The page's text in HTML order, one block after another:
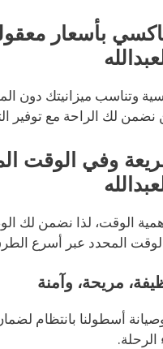
بأسعار
وتناسب ميزانيتك دون
نضمن لك الراحة مع توفير
وفي الوقت
الوقت، لذا نضمن لك
المحدد عبر أسرع
مريحة، وآمنة
أسطولنا بانتظام
الرحلة.